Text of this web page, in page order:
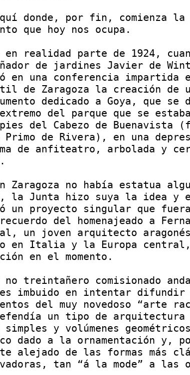
donde, por fin, comienza
que hoy nos ocupa.
en realidad parte de 1924,
de jardines Javier de
en una conferencia impartida
de Zaragoza la creación de
dedicado a Goya, que
del parque que se
del Cabezo de Buenavista
Primo de Rivera), en una
de anfiteatro, arbolada y
Zaragoza no había estatua
la Junta hizo suya la idea y
un proyecto singular que
del homenajeado a
un joven arquitecto
en Italia y la Europa
en el momento.
no treintañero comisionado
imbuido en intentar difundir
del muy novedoso “arte
un tipo de arquitectura
y volúmenes
dado a la ornamentación y,
alejado de las formas más
tan “á la mode” a